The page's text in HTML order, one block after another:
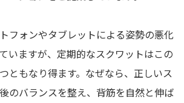
フォンやタブレットによる姿勢の悪化
いますが、定期的なスクワットはこの
ともなり得ます。なぜなら、正しいス
のバランスを整え、背筋を自然と伸ば